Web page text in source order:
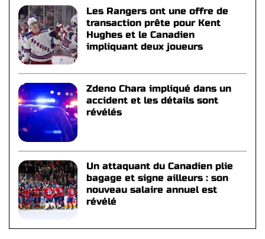
Les Rangers ont une offre de
transaction prête pour Kent
Hughes et le Canadien
impliquant deux joueurs
Zdeno Chara impliqué dans un
accident et les détails sont
révélés
Un attaquant du Canadien plie
bagage et signe ailleurs : son
nouveau salaire annuel est
révélé